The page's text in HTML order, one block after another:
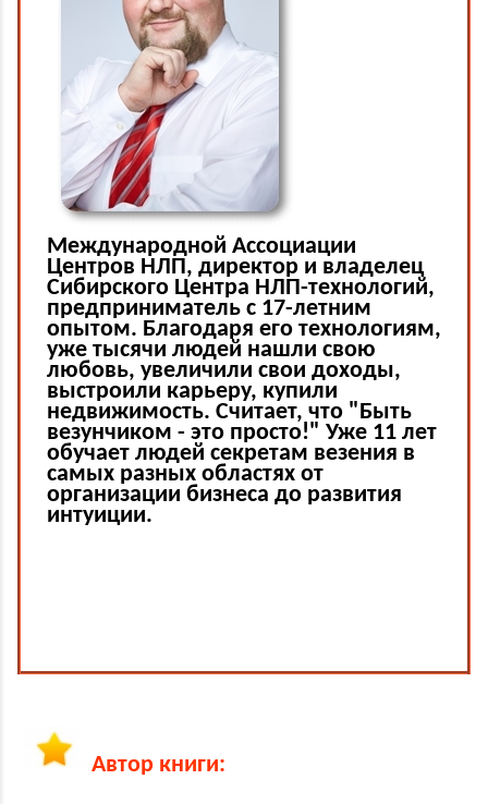
Международной Ассоциации
Центров НЛП, директор и владелец
Сибирского Центра НЛП-технологий,
предприниматель с 17-летним
опытом. Благодаря его технологиям,
уже тысячи людей нашли свою
любовь, увеличили свои доходы,
выстроили карьеру, купили
недвижимость. Считает, что "Быть
везунчиком - это просто!" Уже 11 лет
обучает людей секретам везения в
самых разных областях от
организации бизнеса до развития
интуиции.
Автор книги: